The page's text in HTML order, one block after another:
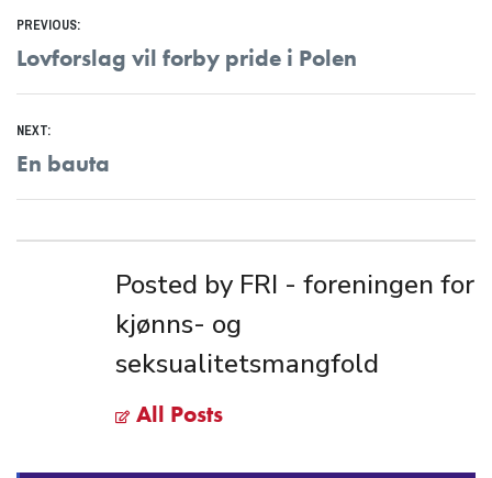
Innleggsnavigasjon
PREVIOUS:
Previous
post:
Lovforslag vil forby pride i Polen
NEXT:
Next
post:
En bauta
Posted by FRI - foreningen for
kjønns- og
seksualitetsmangfold
All Posts